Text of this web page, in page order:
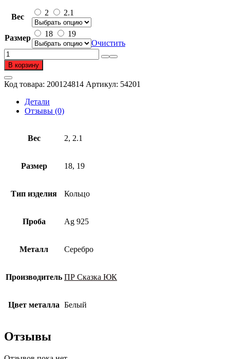
Вес 2 2.1
Размер 18
19
Очистить
Количество
товара
Кольцо
из
серебра
пробы
В корзину
Код товара: 200124814 Артикул: 54201
Детали
Отзывы (0)
Вес 2, 2.1
Размер 18, 19
Тип изделия Кольцо
Проба Ag 925
Металл Серебро
Производитель ПР Сказка ЮК
Цвет металла Белый
Отзывы